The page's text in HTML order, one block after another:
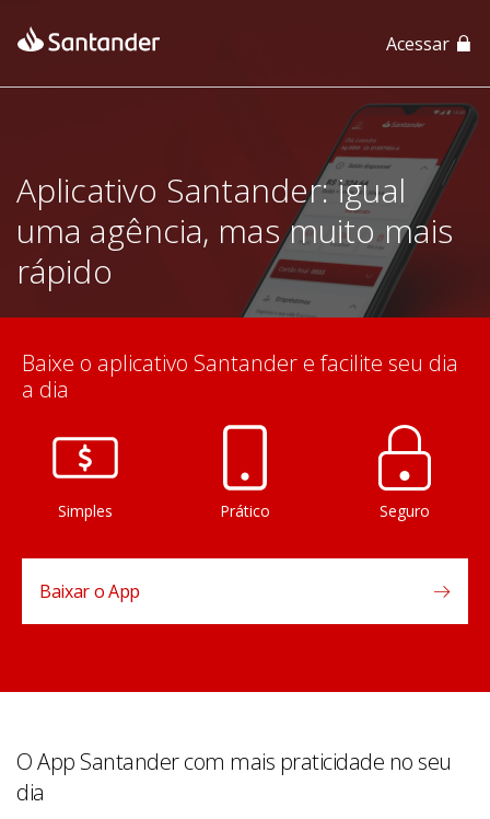
App Santander Acessar
Aplicativo Santander: igual
uma agência, mas muito mais
rápido
Baixe o aplicativo Santander e facilite seu dia
a dia
Simples Prático Seguro
Baixar o App
O App Santander com mais praticidade no seu
dia